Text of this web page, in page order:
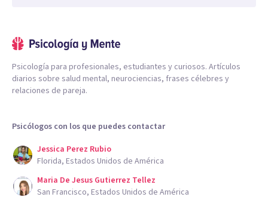
Psicología para profesionales, estudiantes y curiosos. Artículos
diarios sobre salud mental, neurociencias, frases célebres y
relaciones de pareja.
Psicólogos con los que puedes contactar
Jessica Perez Rubio
Florida, Estados Unidos de América
Maria De Jesus Gutierrez Tellez
San Francisco, Estados Unidos de América